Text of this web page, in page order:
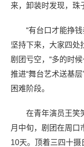
来，卸装时发现，珠
“有台口才能挣
坚持下来，大家四处
剧团亏空，“多的时
推进“舞台艺术送基
困难阶段。
在青年演员王笑
月中旬，剧团在周口
10天。顶着三四十